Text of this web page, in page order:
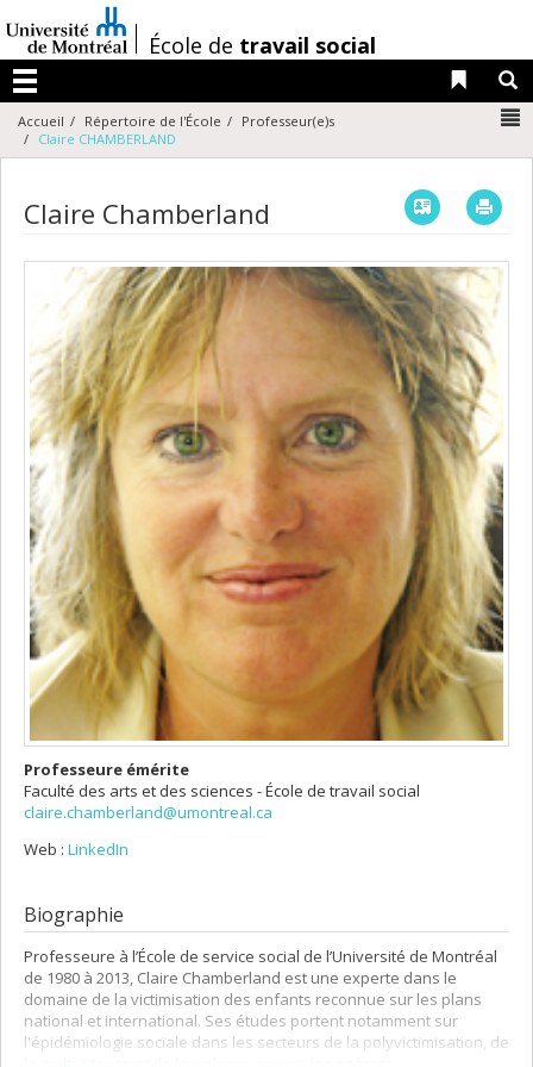
au
contenu
/École de travail social
Menu
Liens
Accueil Répertoire de l'École
Professeur(e)s
Claire CHAMBERLAND
Claire Chamberland Vcard
Professeure émérite
Faculté des arts et des sciences - École de travail social
claire.chamberland@umontreal.ca
Web : LinkedIn
Biographie
Professeure à l’École de service social de l’Université de Montréal
de 1980 à 2013, Claire Chamberland est une experte dans le
domaine de la victimisation des enfants reconnue sur les plans
national et international. Ses études portent notamment sur
l'épidémiologie sociale dans les secteurs de la polyvictimisation, de